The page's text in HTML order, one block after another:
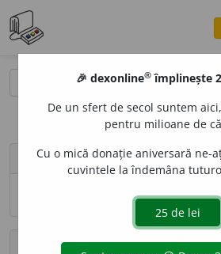
person Aura Dache
Numele și adresa de e-mail nu sînt
Contribuții
🎉 dexonline® împlinește
De un sfert de secol suntem
pentru milioane de
Cu o mică donație aniversară ne-
cuvintele la îndemâna